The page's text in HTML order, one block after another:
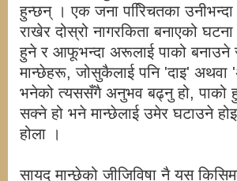
हुन्छन् । एक जना परििचतका उनीभन्दा
राखेर दोस्रो नागरकिता बनाएको
हुने र आफूभन्दा अरूलाई पाको बनाउने
मान्छेहरू, जोसुकैलाई पनि 'दाइ'
भनेको त्यससँगै अनुभव बढ्नु हो, पाको
सक्ने हो भने मान्छेलाई उमेर घटाउने
होला ।
सायद मान्छेको जीजिविषा नै यस